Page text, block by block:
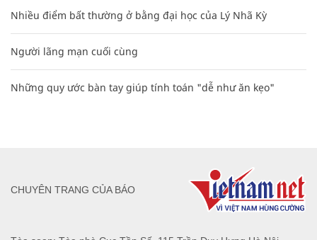
Nhiều điểm bất thường ở bằng đại học của Lý Nhã Kỳ
Người lãng mạn cuối cùng
Những quy ước bàn tay giúp tính toán "dễ như ăn kẹo"
CHUYÊN TRANG CỦA BÁO